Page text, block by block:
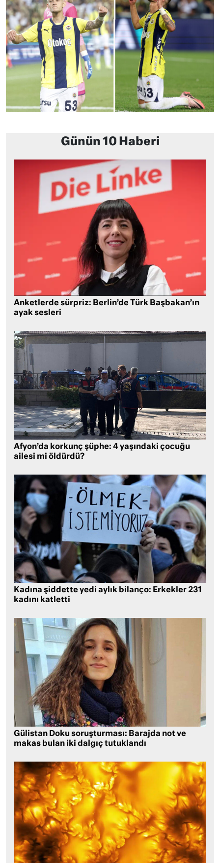
Günün 10 Haberi
Anketlerde sürpriz: Berlin’de Türk Başbakan’ın
ayak sesleri
Afyon’da korkunç şüphe: 4 yaşındaki çocuğu
ailesi mi öldürdü?
Kadına şiddette yedi aylık bilanço: Erkekler 231
kadını katletti
Gülistan Doku soruşturması: Barajda not ve
makas bulan iki dalgıç tutuklandı